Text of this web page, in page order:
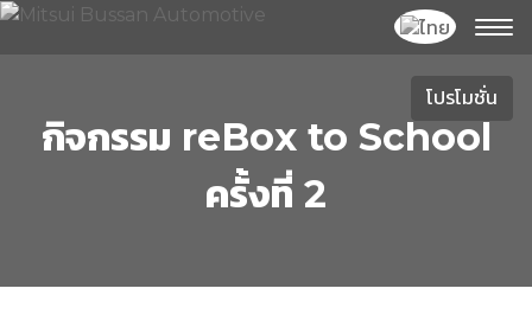
โปรโมชั่น
กิจกรรม reBox to School
ครั้งที่ 2